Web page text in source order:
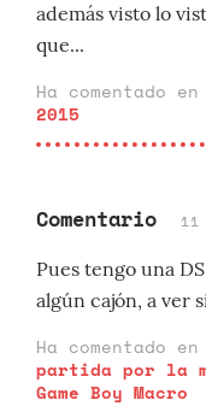
además visto lo
que...
Ha comentado
2015
Comentario
Pues tengo una
algún cajón, a ver
Ha comentado
partida por la
Game Boy Macro